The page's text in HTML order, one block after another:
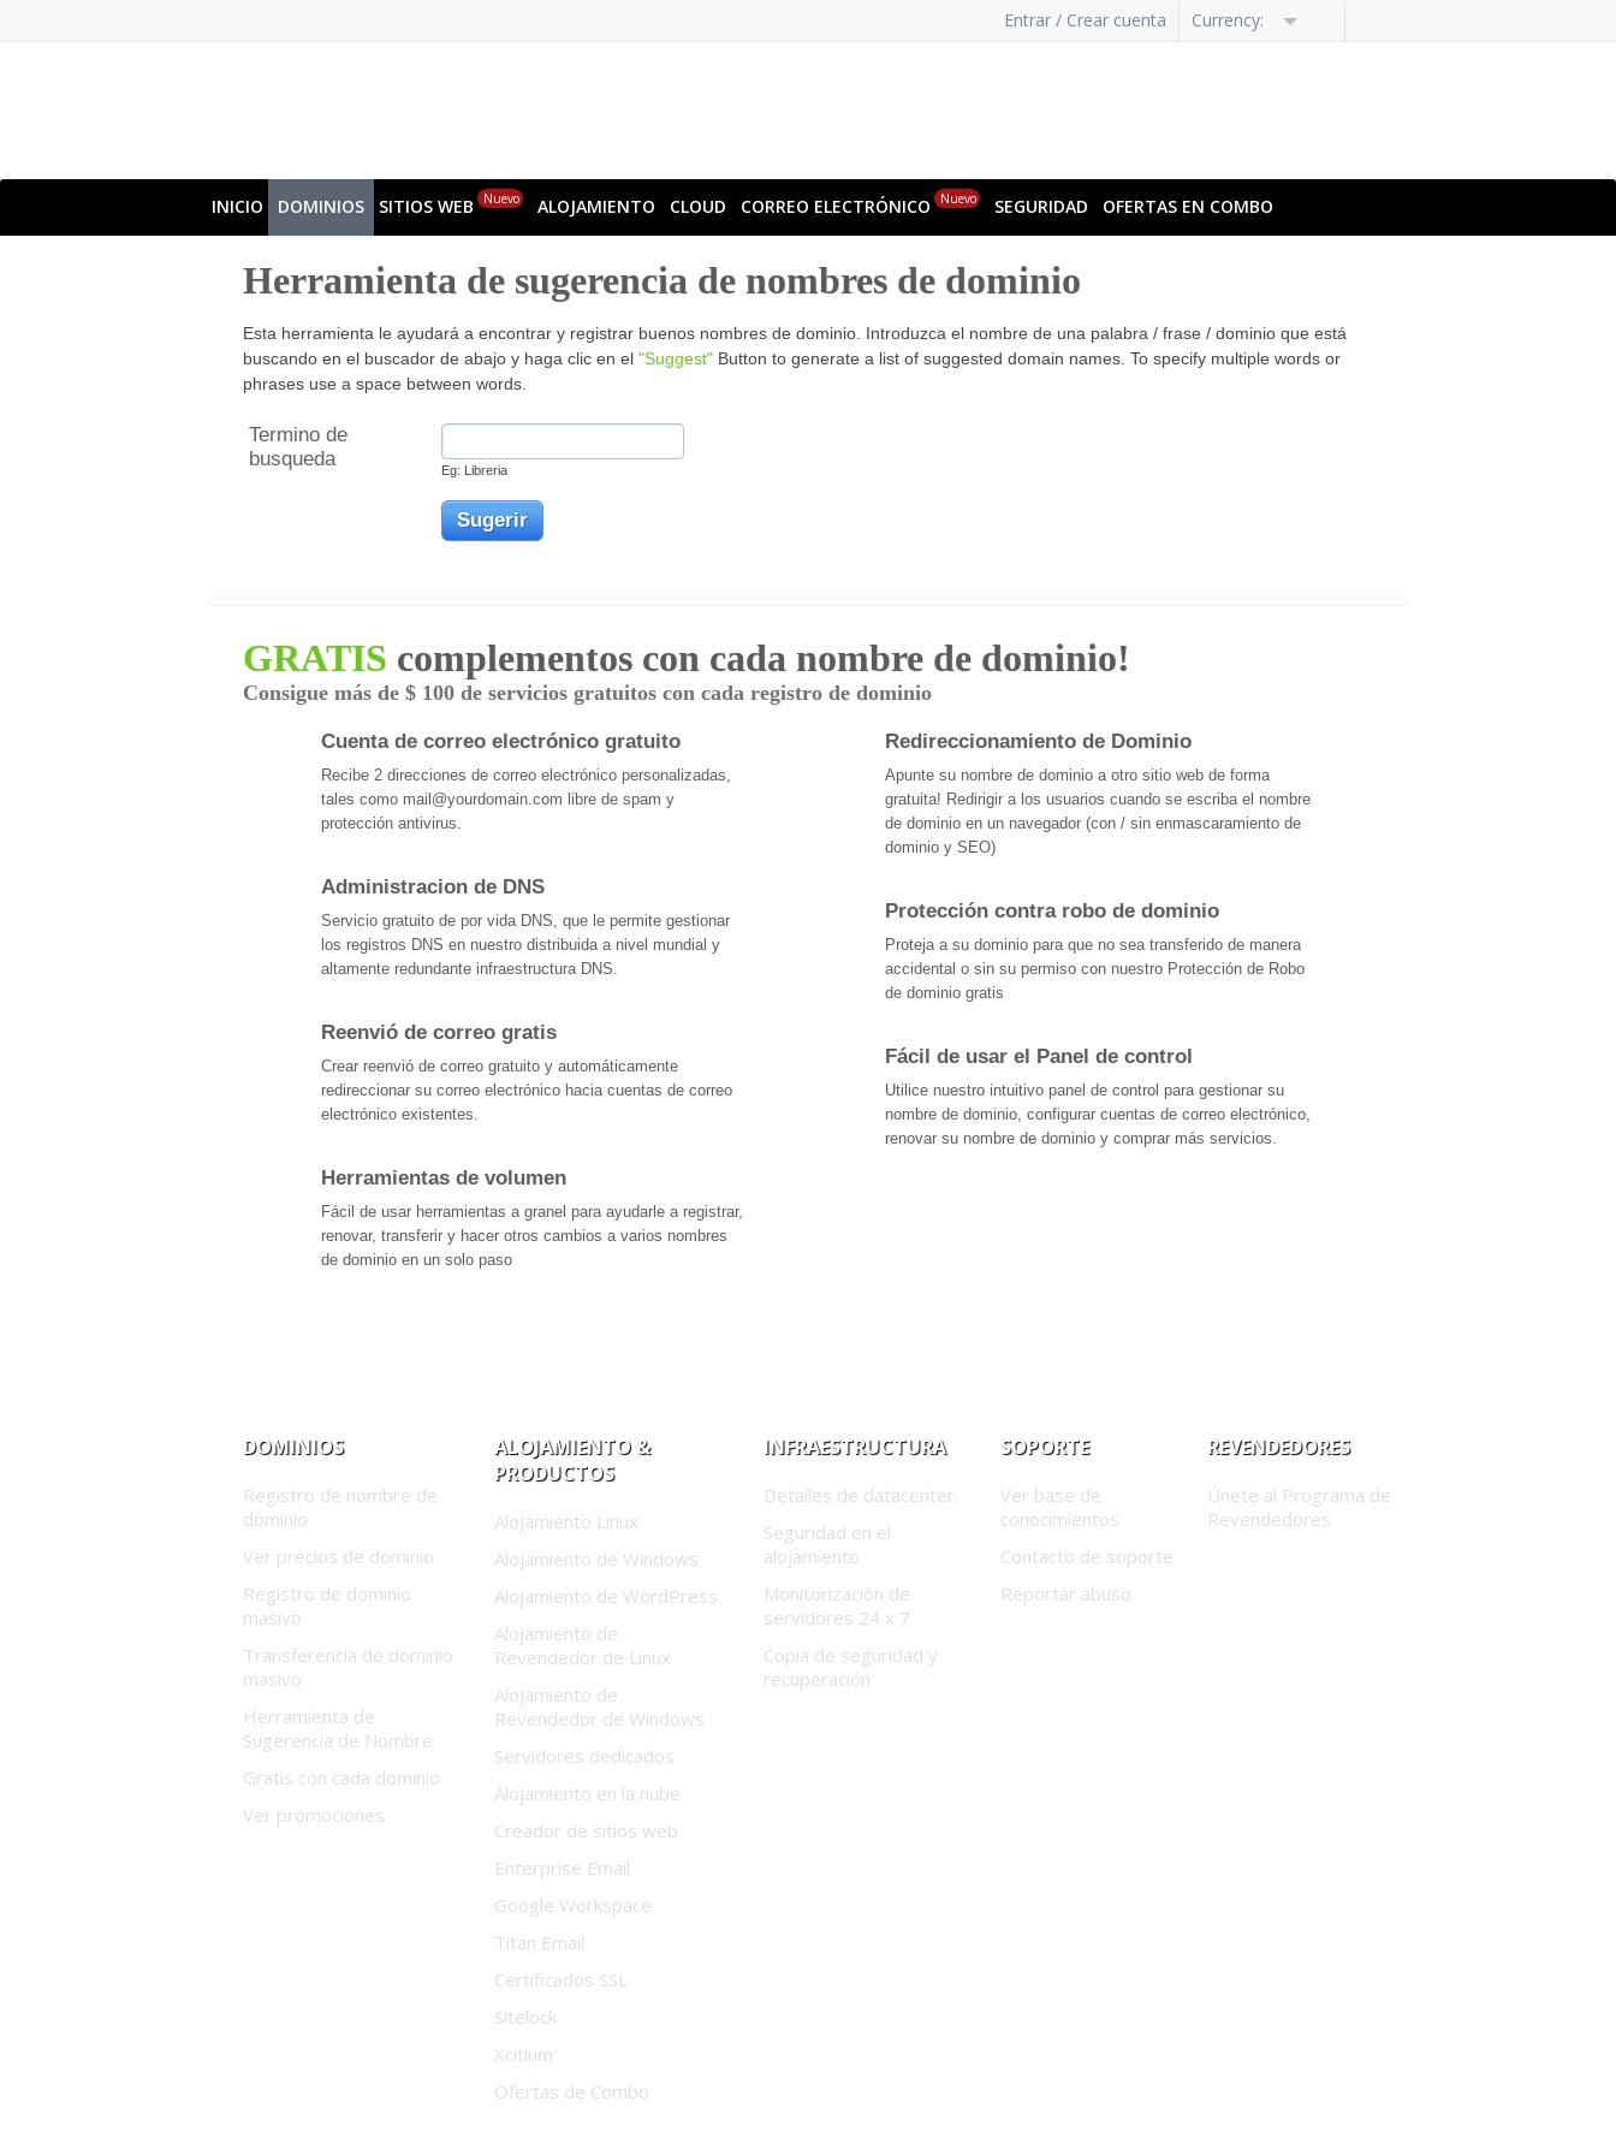
Entrar / Crear cuenta Currency:
INICIO DOMINIOS SITIOS WEB Nuevo ALOJAMIENTO CLOUD CORREO ELECTRÓNICO Nuevo SEGURIDAD OFERTAS EN COMBO
Herramienta de sugerencia de nombres de dominio
Esta herramienta le ayudará a encontrar y registrar buenos nombres de dominio. Introduzca el nombre de una palabra / frase / dominio que está
buscando en el buscador de abajo y haga clic en el "Suggest" Button to generate a list of suggested domain names. To specify multiple words or
phrases use a space between words.
Termino de
busqueda
Eg: Libreria
GRATIS complementos con cada nombre de dominio!
Consigue más de $ 100 de servicios gratuitos con cada registro de dominio
Cuenta de correo electrónico gratuito
Recibe 2 direcciones de correo electrónico personalizadas,
tales como mail@yourdomain.com libre de spam y
protección antivirus.
Administracion de DNS
Servicio gratuito de por vida DNS, que le permite gestionar
los registros DNS en nuestro distribuida a nivel mundial y
altamente redundante infraestructura DNS.
Reenvió de correo gratis
Crear reenvió de correo gratuito y automáticamente
redireccionar su correo electrónico hacia cuentas de correo
electrónico existentes.
Herramientas de volumen
Fácil de usar herramientas a granel para ayudarle a registrar,
renovar, transferir y hacer otros cambios a varios nombres
de dominio en un solo paso
Redireccionamiento de Dominio
Apunte su nombre de dominio a otro sitio web de forma
gratuita! Redirigir a los usuarios cuando se escriba el nombre
de dominio en un navegador (con / sin enmascaramiento de
dominio y SEO)
Protección contra robo de dominio
Proteja a su dominio para que no sea transferido de manera
accidental o sin su permiso con nuestro Protección de Robo
de dominio gratis
Fácil de usar el Panel de control
Utilice nuestro intuitivo panel de control para gestionar su
nombre de dominio, configurar cuentas de correo electrónico,
renovar su nombre de dominio y comprar más servicios.
DOMINIOS
Registro de nombre de
dominio
Ver precios de dominio
Registro de dominio
masivo
Transferencia de dominio
masivo
Herramienta de
Sugerencia de Nombre
Gratis con cada dominio
Ver promociones
ALOJAMIENTO &
PRODUCTOS
Alojamiento Linux
Alojamiento de Windows
Alojamiento de WordPress
Alojamiento de
Revendedor de Linux
Alojamiento de
Revendedor de Windows
Servidores dedicados
Alojamiento en la nube
Creador de sitios web
Enterprise Email
Google Workspace
Titan Email
Certificados SSL
Sitelock
Xcitium
Ofertas de Combo
INFRAESTRUCTURA
Detalles de datacenter.
Seguridad en el
alojamiento
Monitorización de
servidores 24 x 7
Copia de seguridad y
recuperación
SOPORTE
Ver base de
conocimientos
Contacto de soporte
Reportar abuso
REVENDEDORES
Únete al Programa de
Revendedores